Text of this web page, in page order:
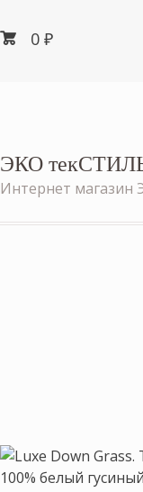
0₽
ЭКО
Интернет магазин